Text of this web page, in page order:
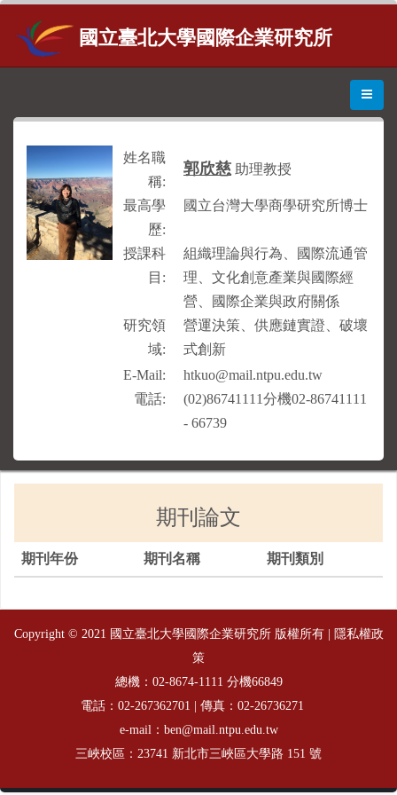
國立臺北大學國際企業研究所
期刊論文
期刊年份 期刊名稱 期刊類別
Copyright © 2021 國立臺北大學國際企業研究所 版權所有 | 隱私權政
策
總機： 02-8674-1111 分機66849
電話： 02-267362701 | 傳真：02-26736271
e-mail：ben@mail.ntpu.edu.tw
三峽校區：23741 新北市三峽區大學路 151 號